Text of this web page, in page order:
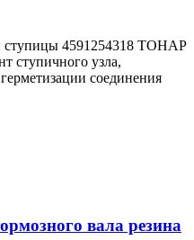
ступицы 4591254318 ТОНАР
ступичного узла,
соединения
вала резина